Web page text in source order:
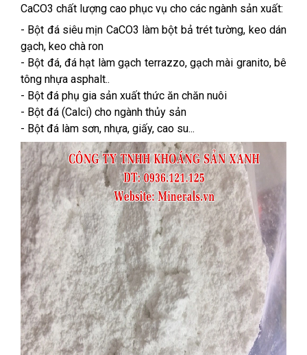
CaCO3 chất lượng cao phục vụ cho các ngành sản xuất:
- Bột đá siêu mịn CaCO3 làm bột bả trét tường, keo dán
gạch, keo chà ron
- Bột đá, đá hạt làm gạch terrazzo, gạch mài granito, bê
tông nhựa asphalt..
- Bột đá phụ gia sản xuất thức ăn chăn nuôi
- Bột đá (Calci) cho ngành thủy sản
- Bột đá làm sơn, nhựa, giấy, cao su...